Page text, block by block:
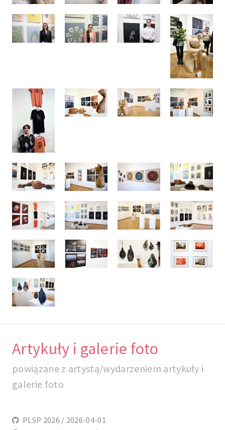
Artykuły i galerie foto
powiązane z artystą/wydarzeniem artykuły i
galerie foto
PLSP 2026 / 2026-04-01